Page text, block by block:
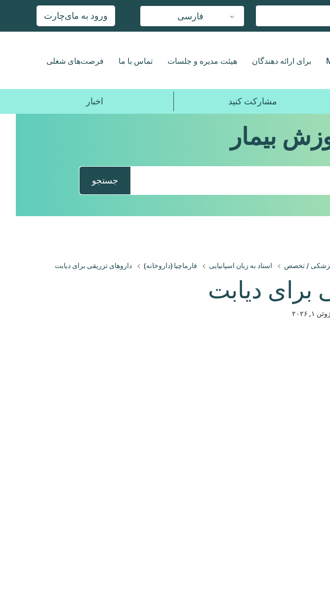
فارسی ورود به مای‌چارت
برای ارائه دهندگان هیئت مدیره و جلسات تماس با ما فرصت‌های شغلی
مشارکت کنید اخبار
بیمار
جستجو
/ تخصص اسناد به زبان اسپانیایی فارماچیا (داروخانه) داروهای تزریقی برای دیابت
برای دیابت
۱, ۲۰۲۶